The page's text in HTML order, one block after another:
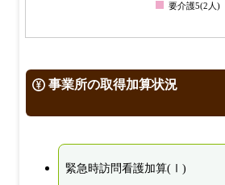
要介護5(2人)
事業所の取得加算状況
緊急時訪問看護加算(Ⅰ)